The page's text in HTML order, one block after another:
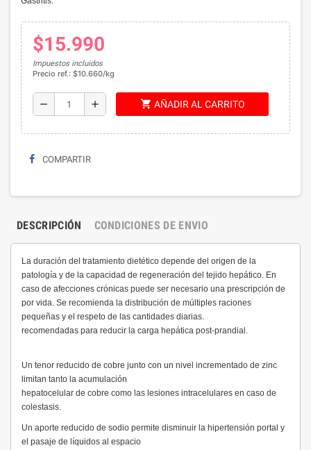
$15.990
Impuestos incluidos
Precio ref.: $10.660/kg
remove add shopping_cart AÑADIR AL CARRITO
COMPARTIR
DESCRIPCIÓN CONDICIONES DE ENVIO
La duración del tratamiento dietético depende del origen de la
patología y de la capacidad de regeneración del tejido hepático. En
caso de afecciones crónicas puede ser necesario una prescripción de
por vida. Se recomienda la distribución de múltiples raciones
pequeñas y el respeto de las cantidades diarias.
recomendadas para reducir la carga hepática post-prandial.
Un tenor reducido de cobre junto con un nivel incrementado de zinc
limitan tanto la acumulación
hepatocelular de cobre como las lesiones intracelulares en caso de
colestasis.
Un aporte reducido de sodio permite disminuir la hipertensión portal y
el pasaje de líquidos al espacio